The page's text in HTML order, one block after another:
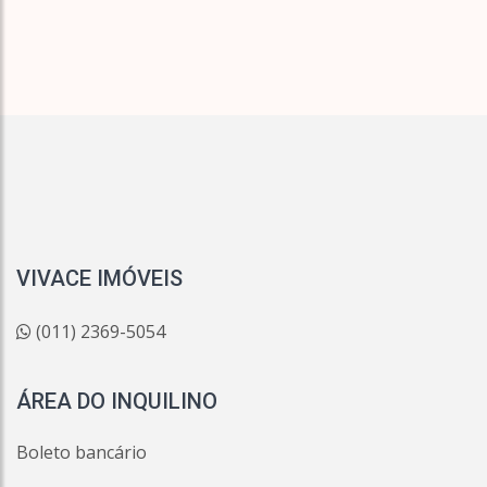
VIVACE IMÓVEIS
(011) 2369-5054
ÁREA DO INQUILINO
Boleto bancário